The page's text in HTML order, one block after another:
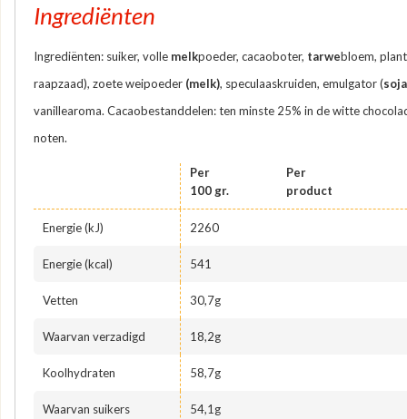
Ingrediënten
Ingrediënten: suiker, volle melkpoeder, cacaoboter, tarwebloem,
raapzaad), zoete weipoeder (melk), speculaaskruiden, emulgator (soja
vanillearoma. Cacaobestanddelen: ten minste 25% in de witte
noten.
Per
100 gr.
Per
product
Energie (kJ) 2260
Energie (kcal) 541
Vetten 30,7g
Waarvan verzadigd 18,2g
Koolhydraten 58,7g
Waarvan suikers 54,1g